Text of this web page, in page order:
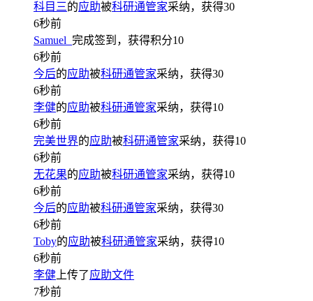
科目三的应助被科研通管家采纳，获得30
6秒前
Samuel_ 完成签到，获得积分10
6秒前
今后的应助被科研通管家采纳，获得30
6秒前
李健的应助被科研通管家采纳，获得10
6秒前
完美世界的应助被科研通管家采纳，获得10
6秒前
无花果的应助被科研通管家采纳，获得10
6秒前
今后的应助被科研通管家采纳，获得30
6秒前
Toby的应助被科研通管家采纳，获得10
6秒前
李健 上传了应助文件
7秒前